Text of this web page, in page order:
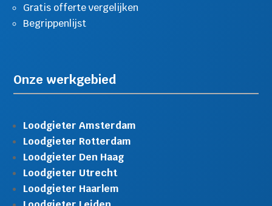
Gratis offerte vergelijken
Begrippenlijst
Onze werkgebied
Loodgieter Amsterdam
Loodgieter Rotterdam
Loodgieter Den Haag
Loodgieter Utrecht
Loodgieter Haarlem